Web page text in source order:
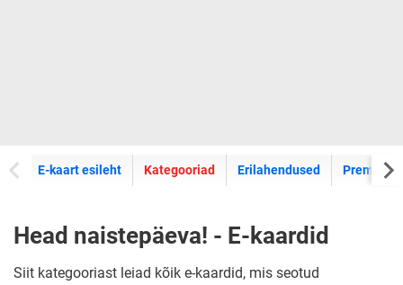
E-kaart esileht E-kaartide
Kategooriad Erilahendused Premium
Head naistepäeva! - E-kaardid
Siit kategooriast leiad kõik e-kaardid, mis seotud